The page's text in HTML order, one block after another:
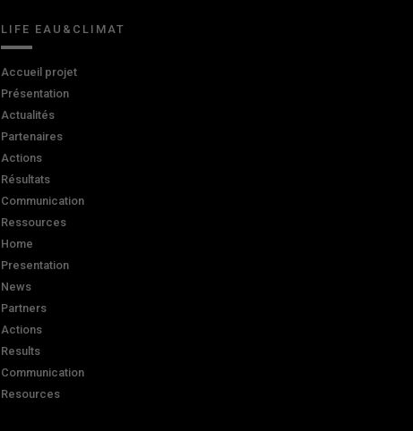
LIFE EAU&CLIMAT
Accueil projet
Présentation
Actualités
Partenaires
Actions
Résultats
Communication
Ressources
Home
Presentation
News
Partners
Actions
Results
Communication
Resources